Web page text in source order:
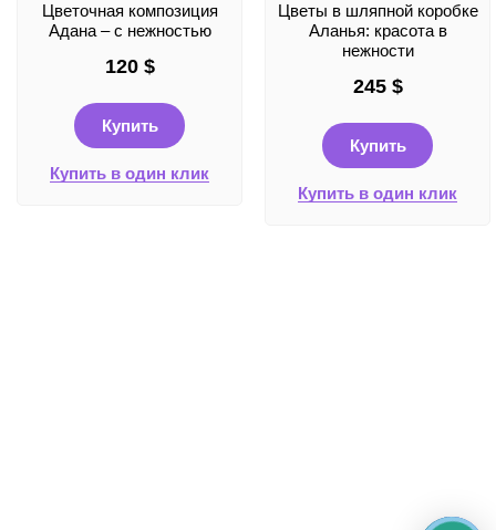
Цветочная композиция
Адана – с нежностью
120 $
Купить
Купить в один клик
Цветы в шляпной коробке
Аланья: красота в
нежности
245 $
Купить
Купить в один клик